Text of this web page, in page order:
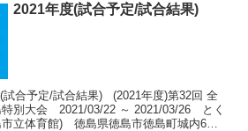
2021年度(試合予定/試合結果)
試合予定/試合結果) (2021年度)第32回 全
特別大会 2021/03/22 ～ 2021/03/26 とく
立体育館) 徳島県徳島市徳島町城内6番